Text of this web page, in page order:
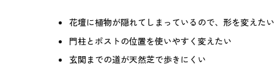
花壇に植物が隠れてしまっているので、形を変えたい
門柱とポストの位置を使いやすく変えたい
玄関までの道が天然芝で歩きにくい